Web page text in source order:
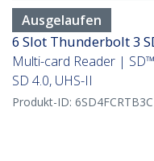
Ausgelaufen
6 Slot Thunderbolt 3
Multi-card Reader |
SD 4.0, UHS-II
Produkt-ID: 6SD4FCRTB3C